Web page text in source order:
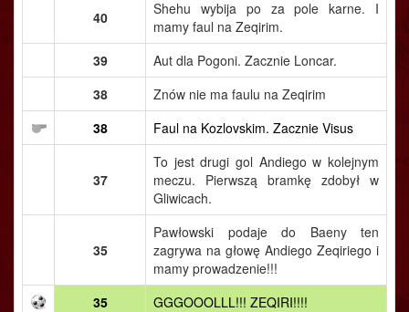
40
Shehu wybija po za pole karne. I
mamy faul na Zeqirim.
39
Aut dla Pogoni. Zacznie Loncar.
38
Znów nie ma faulu na Zeqirim
38
Faul na Kozlovskim. Zacznie Visus
37
To jest drugi gol Andiego w kolejnym
meczu. Pierwszą bramkę zdobył w
Gliwicach.
35
Pawłowski podaje do Baeny ten
zagrywa na głowę Andiego Zeqiriego i
mamy prowadzenie!!!
35
GGGOOOLLL!!! ZEQIRI!!!!